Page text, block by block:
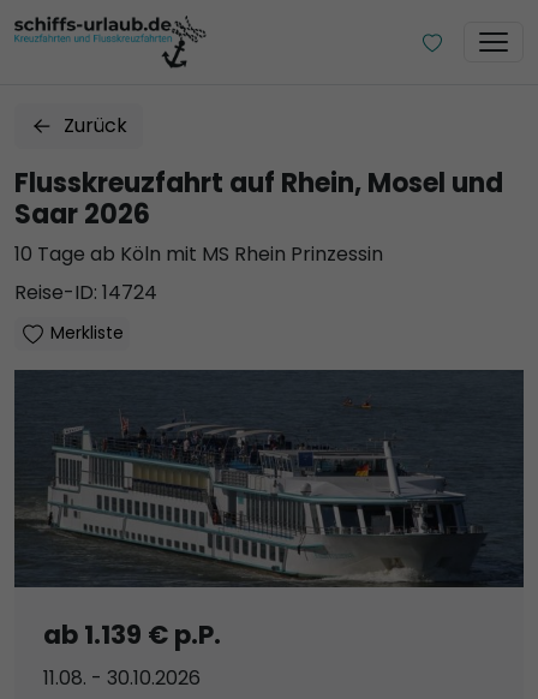
Zurück
Flusskreuzfahrt auf Rhein, Mosel und
Saar 2026
10 Tage ab Köln mit MS Rhein Prinzessin
Reise-ID: 14724
Merkliste
ab 1.139 € p.P.
11.08. - 30.10.2026